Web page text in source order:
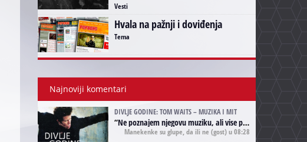
Vesti
Hvala na pažnji i doviđenja
Tema
Najnoviji komentari
DIVLJE GODINE: TOM WAITS – MUZIKA I MIT
“Ne poznajem njegovu muziku, ali vise puta nego sto sam to zazeleo gledao sam njegove umjetnicke slike na raznim stranama interneta. Te stoga zakljucujem da je Tom Waits Lady Gaga muzike namrstenih, ma
Manekenke su glupe, da ili ne (gost) u 08:28